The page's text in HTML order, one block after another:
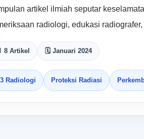
artikel ilmiah seputar
radiologi, edukasi
8 Artikel 🗓 Januari 2024
Radiologi Proteksi Radiasi